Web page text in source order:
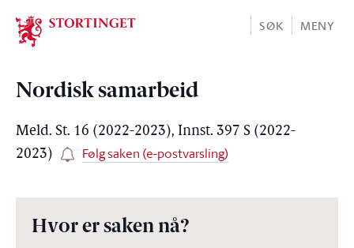
Stortinget.no
SØK MENY
Nordisk samarbeid
Meld. St. 16 (2022-2023), Innst. 397 S (2022-
2023)
Følg saken (e-postvarsling)
Hvor er saken nå?